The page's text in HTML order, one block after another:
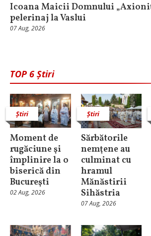
Icoana Maicii Domnului
pelerinaj la Vaslui
07 Aug, 2026
TOP 6 Știri
Știri
Moment de
rugăciune şi
împlinire la o
biserică din
Bucureşti
02 Aug, 2026
Știri
Sărbătorile
nemţene au
culminat cu
hramul
Mănăstirii
Sihăstria
07 Aug, 2026